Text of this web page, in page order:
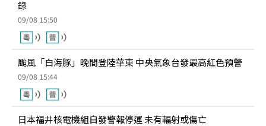
錄
09/08 15:50
颱風「白海豚」晚間登陸華東 中央氣象台發最高紅色預警
09/08 15:44
日本福井核電機組自發警報停運 未有輻射或傷亡